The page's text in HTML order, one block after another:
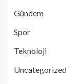
Gündem
Spor
Teknoloji
Uncategorized